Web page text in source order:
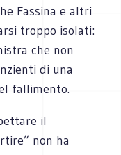
Fassina e altri
troppo isolati:
che non
di una
fallimento.
il
non ha